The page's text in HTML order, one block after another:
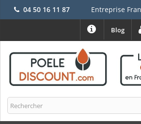
04 50 16 11 87 Entreprise
Blog